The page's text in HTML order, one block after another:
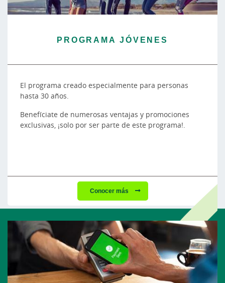
PROGRAMA JÓVENES
El programa creado especialmente para personas
hasta 30 años.
Benefíciate de numerosas ventajas y promociones
exclusivas, ¡solo por ser parte de este programa!.
Conocer más